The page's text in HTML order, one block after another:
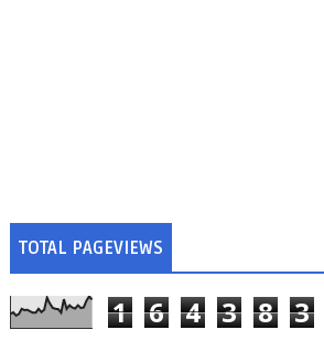
TOTAL PAGEVIEWS
1 6 4 3 8 3